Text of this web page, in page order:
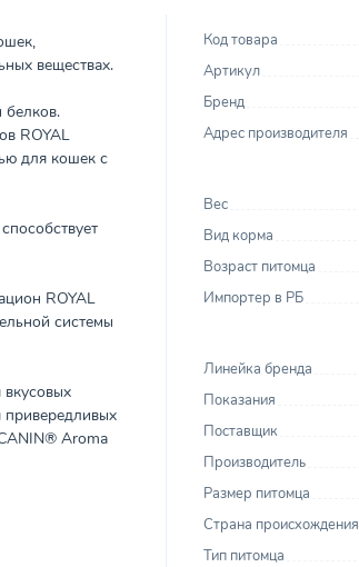
веществах.
ROYAL
для кошек с
ROYAL
системы
Aroma
Код товара
Артикул
Бренд
Адрес производителя
Вес
Вид корма
Возраст питомца
Импортер в РБ
Линейка бренда
Показания
Поставщик
Производитель
Размер питомца
Страна происхождения
Тип питомца